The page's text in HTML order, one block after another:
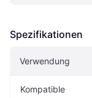
Spezifikationen
Verwendung
Kompatible